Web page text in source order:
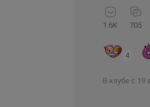
1.6K 705
4
В клубе с 19